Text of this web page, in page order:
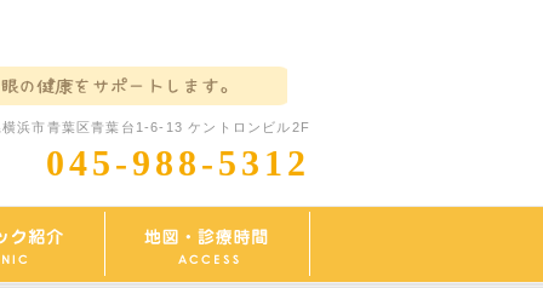
横浜市青葉区青葉台1-6-13 ケントロンビル2F
045-988-5312